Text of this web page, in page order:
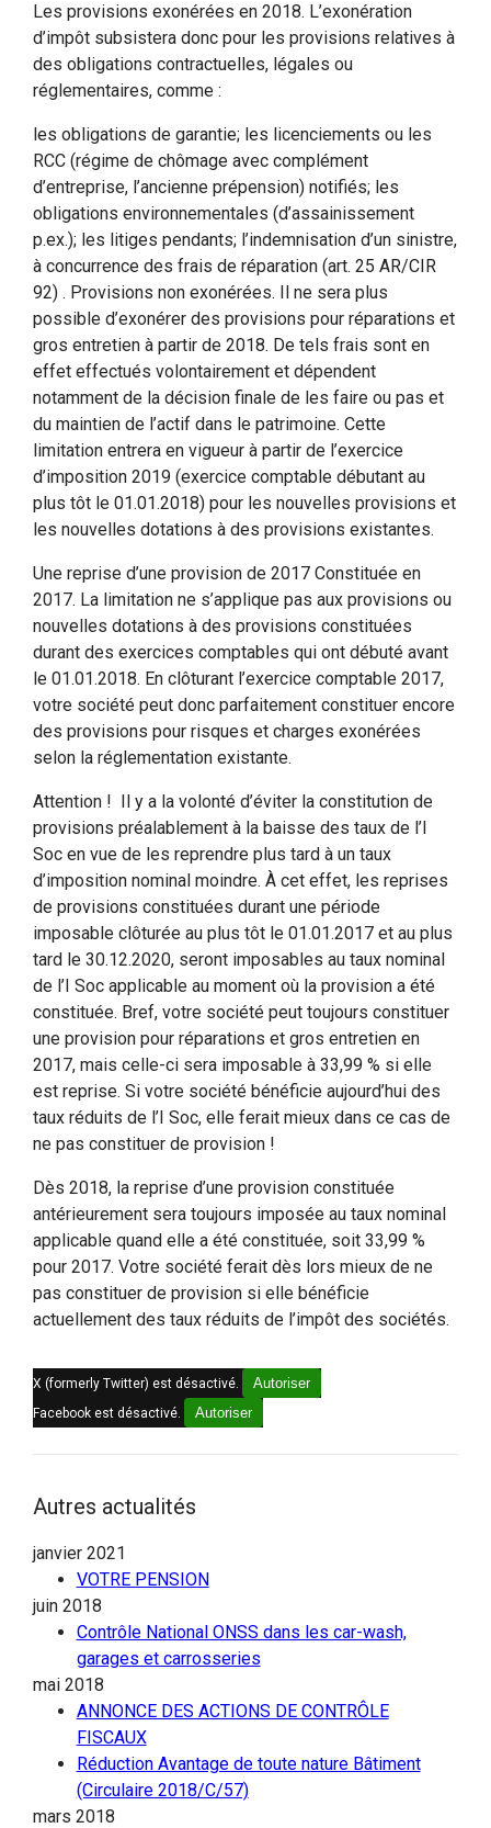
Les provisions exonérées en 2018. L’exonération
d’impôt subsistera donc pour les provisions relatives à
des obligations contractuelles, légales ou
réglementaires, comme :
les obligations de garantie; les licenciements ou les
RCC (régime de chômage avec complément
d’entreprise, l’ancienne prépension) notifiés; les
obligations environnementales (d’assainissement
p.ex.); les litiges pendants; l’indemnisation d’un sinistre,
à concurrence des frais de réparation (art. 25 AR/CIR
92) . Provisions non exonérées. Il ne sera plus
possible d’exonérer des provisions pour réparations et
gros entretien à partir de 2018. De tels frais sont en
effet effectués volontairement et dépendent
notamment de la décision finale de les faire ou pas et
du maintien de l’actif dans le patrimoine. Cette
limitation entrera en vigueur à partir de l’exercice
d’imposition 2019 (exercice comptable débutant au
plus tôt le 01.01.2018) pour les nouvelles provisions et
les nouvelles dotations à des provisions existantes.
Une reprise d’une provision de 2017 Constituée en
2017. La limitation ne s’applique pas aux provisions ou
nouvelles dotations à des provisions constituées
durant des exercices comptables qui ont débuté avant
le 01.01.2018. En clôturant l’exercice comptable 2017,
votre société peut donc parfaitement constituer encore
des provisions pour risques et charges exonérées
selon la réglementation existante.
Attention ! Il y a la volonté d’éviter la constitution de
provisions préalablement à la baisse des taux de l’I
Soc en vue de les reprendre plus tard à un taux
d’imposition nominal moindre. À cet effet, les reprises
de provisions constituées durant une période
imposable clôturée au plus tôt le 01.01.2017 et au plus
tard le 30.12.2020, seront imposables au taux nominal
de l’I Soc applicable au moment où la provision a été
constituée. Bref, votre société peut toujours constituer
une provision pour réparations et gros entretien en
2017, mais celle-ci sera imposable à 33,99 % si elle
est reprise. Si votre société bénéficie aujourd’hui des
taux réduits de l’I Soc, elle ferait mieux dans ce cas de
ne pas constituer de provision !
Dès 2018, la reprise d’une provision constituée
antérieurement sera toujours imposée au taux nominal
applicable quand elle a été constituée, soit 33,99 %
pour 2017. Votre société ferait dès lors mieux de ne
pas constituer de provision si elle bénéficie
actuellement des taux réduits de l’impôt des sociétés.
X (formerly Twitter) est désactivé. Autoriser
Facebook est désactivé. Autoriser
Autres actualités
janvier 2021
VOTRE PENSION
juin 2018
Contrôle National ONSS dans les car-wash,
garages et carrosseries
mai 2018
ANNONCE DES ACTIONS DE CONTRÔLE
FISCAUX
Réduction Avantage de toute nature Bâtiment
(Circulaire 2018/C/57)
mars 2018